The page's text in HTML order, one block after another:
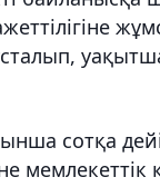
сотқа
мемлекеттік